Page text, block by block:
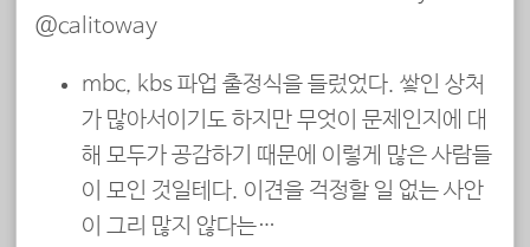
@calitoway
mbc, kbs 파업 출정식을 들렀었다. 쌓인 상처
가 많아서이기도 하지만 무엇이 문제인지에 대
해 모두가 공감하기 때문에 이렇게 많은 사람들
이 모인 것일테다. 이견을 걱정할 일 없는 사안
이 그리 많지 않다는…